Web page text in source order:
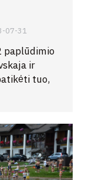
07-31
paplūdimio
ir
tuo,